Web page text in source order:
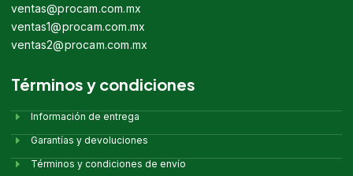
ventas@procam.com.mx
ventas1@procam.com.mx
ventas2@procam.com.mx
Términos y condiciones
Información de entrega
Garantías y devoluciones
Términos y condiciones de envío